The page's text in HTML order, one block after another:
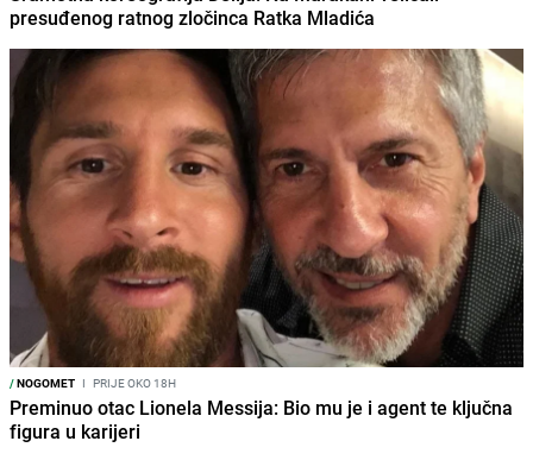
presuđenog ratnog zločinca Ratka Mladića
/NOGOMET I PRIJE OKO 18H
Preminuo otac Lionela Messija: Bio mu je i agent te ključna
figura u karijeri